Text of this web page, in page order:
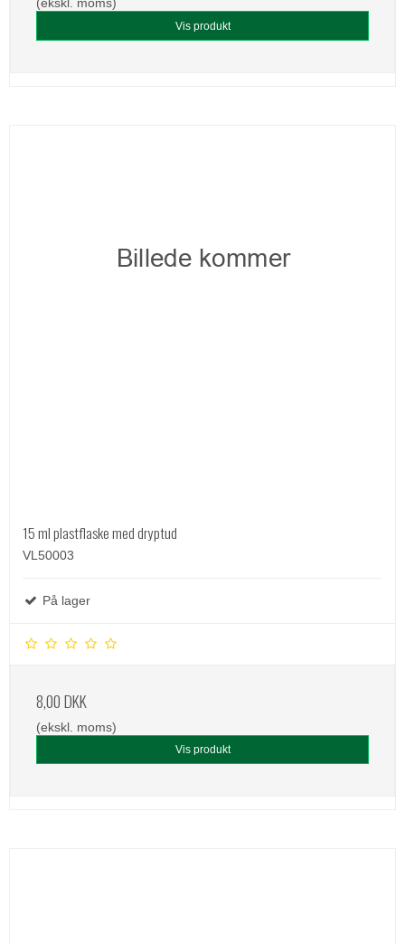
(ekskl. moms)
Vis produkt
15 ml plastflaske med dryptud
VL50003
På lager
8,00 DKK
(ekskl. moms)
Vis produkt